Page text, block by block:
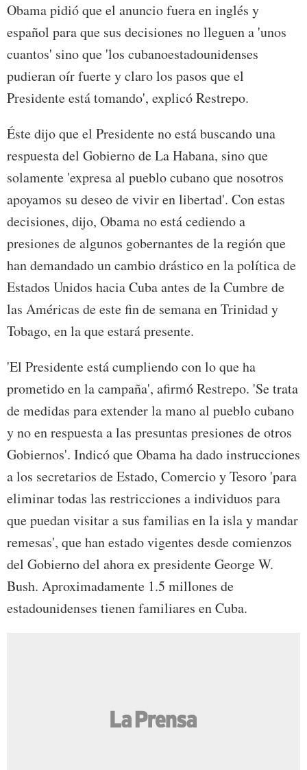
Obama pidió que el anuncio fuera en inglés y
español para que sus decisiones no lleguen a 'unos
cuantos' sino que 'los cubanoestadounidenses
pudieran oír fuerte y claro los pasos que el
Presidente está tomando', explicó Restrepo.
Éste dijo que el Presidente no está buscando una
respuesta del Gobierno de La Habana, sino que
solamente 'expresa al pueblo cubano que nosotros
apoyamos su deseo de vivir en libertad'. Con estas
decisiones, dijo, Obama no está cediendo a
presiones de algunos gobernantes de la región que
han demandado un cambio drástico en la política de
Estados Unidos hacia Cuba antes de la Cumbre de
las Américas de este fin de semana en Trinidad y
Tobago, en la que estará presente.
'El Presidente está cumpliendo con lo que ha
prometido en la campaña', afirmó Restrepo. 'Se trata
de medidas para extender la mano al pueblo cubano
y no en respuesta a las presuntas presiones de otros
Gobiernos'. Indicó que Obama ha dado instrucciones
a los secretarios de Estado, Comercio y Tesoro 'para
eliminar todas las restricciones a individuos para
que puedan visitar a sus familias en la isla y mandar
remesas', que han estado vigentes desde comienzos
del Gobierno del ahora ex presidente George W.
Bush. Aproximadamente 1.5 millones de
estadounidenses tienen familiares en Cuba.